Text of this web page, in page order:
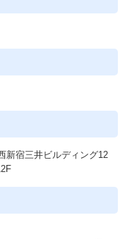
新宿三井ビルディング12